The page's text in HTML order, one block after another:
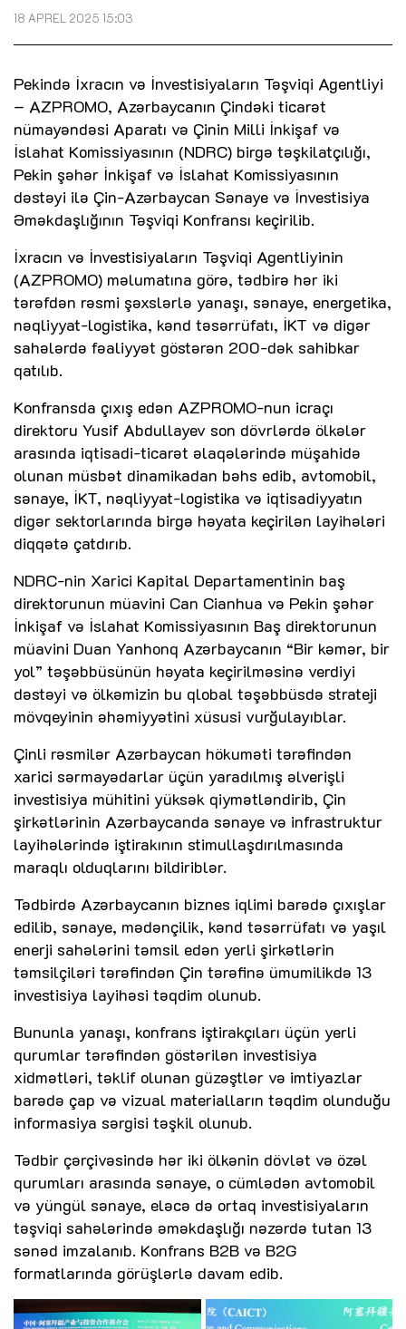
18 APREL 2025 15:03
Pekində İxracın və İnvestisiyaların Təşviqi Agentliyi
– AZPROMO, Azərbaycanın Çindəki ticarət
nümayəndəsi Aparatı və Çinin Milli İnkişaf və
İslahat Komissiyasının (NDRC) birgə təşkilatçılığı,
Pekin şəhər İnkişaf və İslahat Komissiyasının
dəstəyi ilə Çin-Azərbaycan Sənaye və İnvestisiya
Əməkdaşlığının Təşviqi Konfransı keçirilib.
İxracın və İnvestisiyaların Təşviqi Agentliyinin
(AZPROMO) məlumatına görə, tədbirə hər iki
tərəfdən rəsmi şəxslərlə yanaşı, sənaye, energetika,
nəqliyyat-logistika, kənd təsərrüfatı, İKT və digər
sahələrdə fəaliyyət göstərən 200-dək sahibkar
qatılıb.
Konfransda çıxış edən AZPROMO-nun icraçı
direktoru Yusif Abdullayev son dövrlərdə ölkələr
arasında iqtisadi-ticarət əlaqələrində müşahidə
olunan müsbət dinamikadan bəhs edib, avtomobil,
sənaye, İKT, nəqliyyat-logistika və iqtisadiyyatın
digər sektorlarında birgə həyata keçirilən layihələri
diqqətə çatdırıb.
NDRC-nin Xarici Kapital Departamentinin baş
direktorunun müavini Can Cianhua və Pekin şəhər
İnkişaf və İslahat Komissiyasının Baş direktorunun
müavini Duan Yanhonq Azərbaycanın “Bir kəmər, bir
yol” təşəbbüsünün həyata keçirilməsinə verdiyi
dəstəyi və ölkəmizin bu qlobal təşəbbüsdə strateji
mövqeyinin əhəmiyyətini xüsusi vurğulayıblar.
Çinli rəsmilər Azərbaycan hökuməti tərəfindən
xarici sərmayədarlar üçün yaradılmış əlverişli
investisiya mühitini yüksək qiymətləndirib, Çin
şirkətlərinin Azərbaycanda sənaye və infrastruktur
layihələrində iştirakının stimullaşdırılmasında
maraqlı olduqlarını bildiriblər.
Tədbirdə Azərbaycanın biznes iqlimi barədə çıxışlar
edilib, sənaye, mədənçilik, kənd təsərrüfatı və yaşıl
enerji sahələrini təmsil edən yerli şirkətlərin
təmsilçiləri tərəfindən Çin tərəfinə ümumilikdə 13
investisiya layihəsi təqdim olunub.
Bununla yanaşı, konfrans iştirakçıları üçün yerli
qurumlar tərəfindən göstərilən investisiya
xidmətləri, təklif olunan güzəştlər və imtiyazlar
barədə çap və vizual materialların təqdim olunduğu
informasiya sərgisi təşkil olunub.
Tədbir çərçivəsində hər iki ölkənin dövlət və özəl
qurumları arasında sənaye, o cümlədən avtomobil
və yüngül sənaye, eləcə də ortaq investisiyaların
təşviqi sahələrində əməkdaşlığı nəzərdə tutan 13
sənəd imzalanıb. Konfrans B2B və B2G
formatlarında görüşlərlə davam edib.